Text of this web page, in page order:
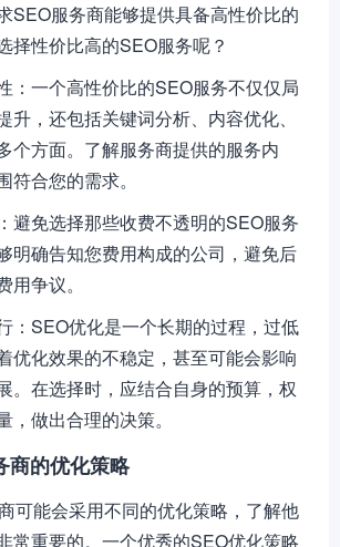
SEO服务商能够提供具备高性价比的
择性价比高的SEO服务呢？
：一个高性价比的SEO服务不仅仅局
升，还包括关键词分析、内容优化、
个方面。了解服务商提供的服务内
合您的需求。
避免选择那些收费不透明的SEO服务
明确告知您费用构成的公司，避免后
争议。
：SEO优化是一个长期的过程，过低
优化效果的不稳定，甚至可能会影响
。在选择时，应结合自身的预算，权
，做出合理的决策。
商的优化策略
可能会采用不同的优化策略，了解他
常重要的。一个优秀的SEO优化策略